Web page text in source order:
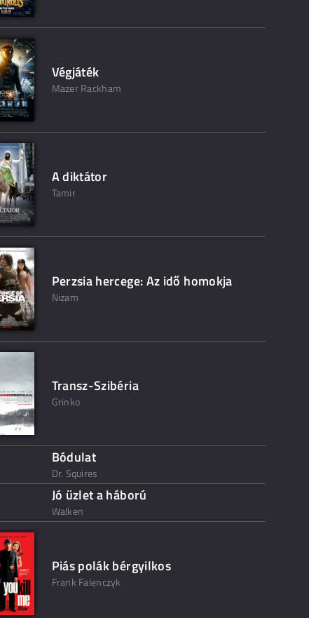
Végjáték
Mazer Rackham
A diktátor
Tamir
Perzsia hercege: Az idő homokja
Nizam
Transz-Szibéria
Grinko
Bódulat
Dr. Squires
Jó üzlet a háború
Walken
Piás polák bérgyilkos
Frank Falenczyk